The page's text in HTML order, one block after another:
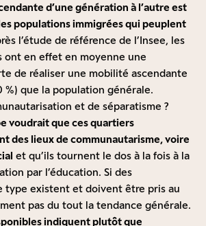
d’une génération à l’autre est
populations immigrées qui peuplent
l’étude de référence de l’Insee, les
ont en effet en moyenne une
de réaliser une mobilité ascendante
%) que la population générale.
et de séparatisme ?
voudrait que ces quartiers
des lieux de communautarisme, voire
et qu’ils tournent le dos à la fois à la
par l’éducation. Si des
type existent et doivent être pris au
pas du tout la tendance générale.
indiquent plutôt que